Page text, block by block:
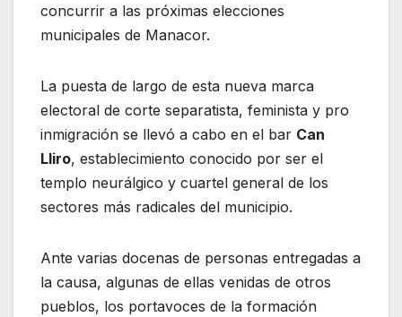
concurrir a las próximas elecciones
municipales de Manacor.
La puesta de largo de esta nueva marca
electoral de corte separatista, feminista y pro
inmigración se llevó a cabo en el bar Can
Lliro, establecimiento conocido por ser el
templo neurálgico y cuartel general de los
sectores más radicales del municipio.
Ante varias docenas de personas entregadas a
la causa, algunas de ellas venidas de otros
pueblos, los portavoces de la formación